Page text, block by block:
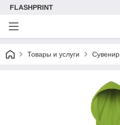
FLASHPRINT
Товары и услуги